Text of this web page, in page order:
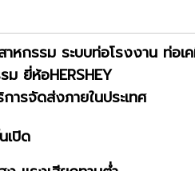
หกรรม ระบบท่อโรงงาน ท่อ
ยี่ห้อHERSHEY
รจัดส่งภายในประเทศ
เปิด